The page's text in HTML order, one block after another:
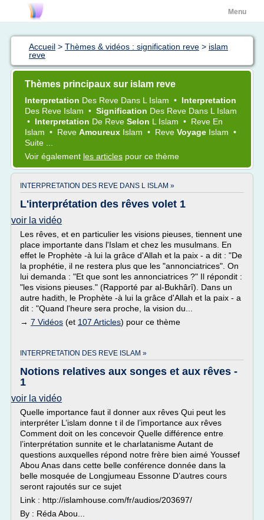
Menu
Accueil > Thèmes & vidéos : signification reve > islam
reve
Thèmes principaux sur islam reve
Interpretation Des Reve Dans L Islam • Interpretation
Des Reve Islam • Signification Des Reve Dans L Islam
• Interpretation De Reve Selon L Islam • Reve En
Islam • Reve Amoureux Islam • Reve Voyage Islam •
Suite ...
Voir également les articles pour ce thème
INTERPRETATION DES REVE DANS L ISLAM »
L'interprétation des rêves volet 1
voir la vidéo
Les rêves, et en particulier les visions pieuses, tiennent une
place importante dans l'Islam et chez les musulmans. En
effet le Prophète -à lui la grâce d'Allah et la paix - a dit : "De
la prophétie, il ne restera plus que les "annonciatrices". On
lui demanda : "Et que sont les annonciatrices ?" Il répondit :
"les visions pieuses." (Rapporté par al-Bukhârî). Dans un
autre hadith, le Prophète -à lui la grâce d'Allah et la paix - a
dit : "Quand l'heure sera proche, la vision du...
→ 7 Vidéos (et 107 Articles) pour ce thème
INTERPRETATION DES REVE ISLAM »
Notions relatives aux songes et aux rêves -
1
voir la vidéo
Quelle importance faut il donner aux rêves Qui peut les
interpréter L’islam donne t il de l’importance aux rêves
Comment doit on les concevoir Quelle différence entre
l’interprétation sunnite et le charlatanisme Autant de
questions auxquelles répond notre frère bien aimé Youssef
Abou Anas dans cette belle conférence donnée dans la
belle mosquée de Longjumeau Essonne D’autres cours
seront rajoutés sur ce sujet
Link : http://islamhouse.com/fr/audios/203697/
By : Réda Abou...